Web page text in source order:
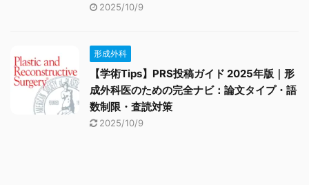
2025/10/9
形成外科
【学術Tips】PRS投稿ガイド 2025年版｜形
成外科医のための完全ナビ：論文タイプ・語
数制限・査読対策
2025/10/9